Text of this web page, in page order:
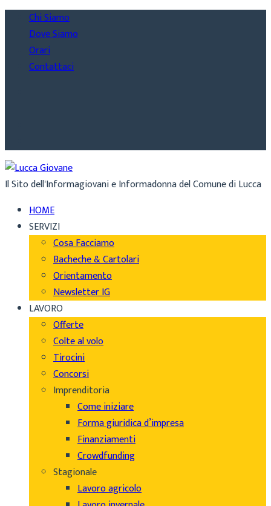
Chi Siamo
Dove Siamo
Orari
Contattaci
Il Sito dell'Informagiovani e Informadonna del Comune di Lucca
HOME
SERVIZI
Cosa Facciamo
Bacheche & Cartolari
Orientamento
Newsletter IG
LAVORO
Offerte
Colte al volo
Tirocini
Concorsi
Imprenditoria
Come iniziare
Forma giuridica d’impresa
Finanziamenti
Crowdfunding
Stagionale
Lavoro agricolo